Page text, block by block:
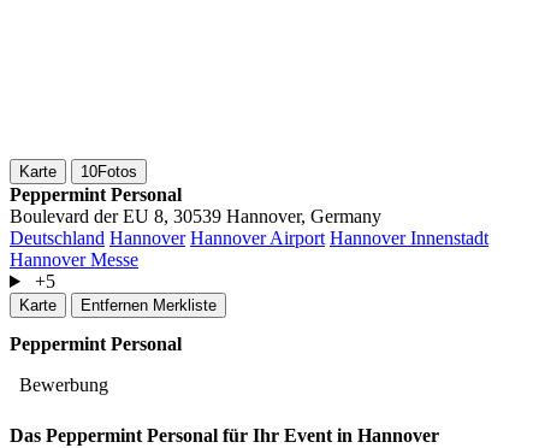
Karte 10Fotos
Peppermint Personal
Boulevard der EU 8, 30539 Hannover, Germany
Deutschland Hannover Hannover Airport Hannover Innenstadt
Hannover Messe
+5
Karte Entfernen Merkliste
Peppermint Personal
Bewerbung
Das Peppermint Personal für Ihr Event in Hannover